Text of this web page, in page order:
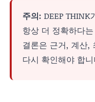
주의: DEEP
항상 더 정확하다
결론은 근거, 계산,
다시 확인해야 합